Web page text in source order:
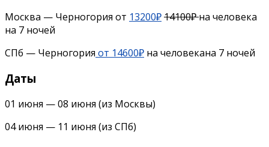
Москва — Черногория от 13200₽14100₽на человека
на 7 ночей
СПб — Черногория от 14600₽ на человекана 7 ночей
Даты
01 июня — 08 июня (из Москвы)
04 июня — 11 июня (из СПб)